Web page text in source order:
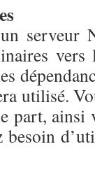
serveur
vers
utilisé.
part,
besoin